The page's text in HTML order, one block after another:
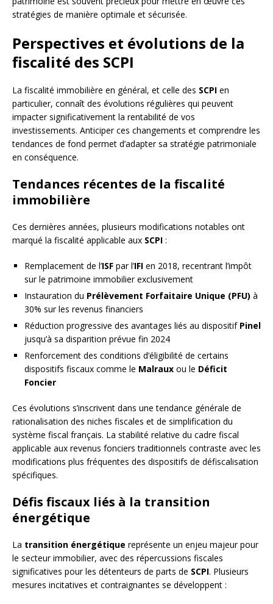
stratégies de manière optimale et sécurisée.
Perspectives et évolutions de la
fiscalité des SCPI
La fiscalité immobilière en général, et celle des SCPI en
particulier, connaît des évolutions régulières qui peuvent
impacter significativement la rentabilité de vos
investissements. Anticiper ces changements et comprendre les
tendances de fond permet d’adapter sa stratégie patrimoniale
en conséquence.
Tendances récentes de la fiscalité
immobilière
Ces dernières années, plusieurs modifications notables ont
marqué la fiscalité applicable aux SCPI :
Remplacement de l’ISF par l’IFI en 2018, recentrant l’impôt
sur le patrimoine immobilier exclusivement
Instauration du Prélèvement Forfaitaire Unique (PFU) à
30% sur les revenus financiers
Réduction progressive des avantages liés au dispositif Pinel
jusqu’à sa disparition prévue fin 2024
Renforcement des conditions d’éligibilité de certains
dispositifs fiscaux comme le Malraux ou le Déficit
Foncier
Ces évolutions s’inscrivent dans une tendance générale de
rationalisation des niches fiscales et de simplification du
système fiscal français. La stabilité relative du cadre fiscal
applicable aux revenus fonciers traditionnels contraste avec les
modifications plus fréquentes des dispositifs de défiscalisation
spécifiques.
Défis fiscaux liés à la transition
énergétique
La transition énergétique représente un enjeu majeur pour
le secteur immobilier, avec des répercussions fiscales
significatives pour les détenteurs de parts de SCPI. Plusieurs
mesures incitatives et contraignantes se développent :